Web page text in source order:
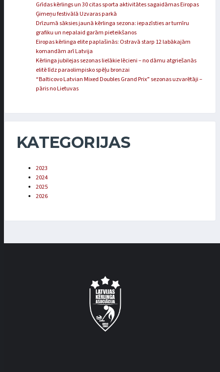
Grīdas kērlings un 30 citas sporta aktivitātes sagaidāmas Eiropas
Ģimeņu festivālā Uzvaras parkā
Drīzumā sāksies jaunā kērlinga sezona: iepazīsties ar turnīru
grafiku un nepalaid garām pieteikšanos
Eiropas kērlinga elite paplašinās: Ostravā starp 12 labākajām
komandām arī Latvija
Kērlinga jubilejas sezonas lielākie lēcieni – no dāmu atgriešanās
elitē līdz paraolimpisko spēļu bronzai
“Balticovo Latvian Mixed Doubles Grand Prix” sezonas uzvarētāji –
pāris no Lietuvas
KATEGORIJAS
2023
2024
2025
2026